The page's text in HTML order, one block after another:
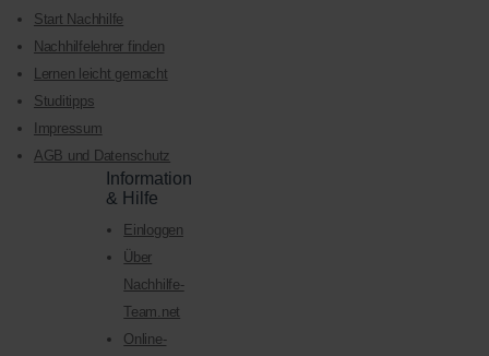
Start Nachhilfe
Nachhilfelehrer finden
Lernen leicht gemacht
Studitipps
Impressum
AGB und Datenschutz
Information
& Hilfe
Einloggen
Über
Nachhilfe-
Team.net
Online-